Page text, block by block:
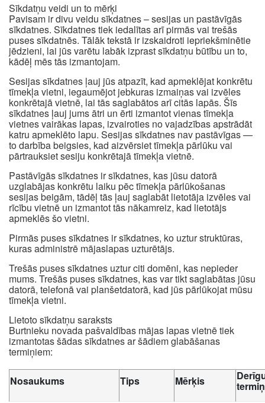
Sīkdatņu veidi un to mērķi
Pavisam ir divu veidu sīkdatnes – sesijas un pastāvīgās
sīkdatnes. Sīkdatnes tiek iedalītas arī pirmās vai trešās
puses sīkdatnēs. Tālāk tekstā ir izskaidroti iepriekšminētie
jēdzieni, lai jūs varētu labāk izprast sīkdatņu būtību un to,
kādēļ mēs tās izmantojam.
Sesijas sīkdatnes ļauj jūs atpazīt, kad apmeklējat konkrētu
tīmekļa vietni, iegaumējot jebkuras izmaiņas vai izvēles
konkrētajā vietnē, lai tās saglabātos arī citās lapās. Šīs
sīkdatnes ļauj jums ātri un ērti izmantot vienas tīmekļa
vietnes vairākas lapas, izvairoties no vajadzības apstrādāt
katru apmeklēto lapu. Sesijas sīkdatnes nav pastāvīgas —
to darbība beigsies, kad aizvērsiet tīmekļa pārlūku vai
pārtrauksiet sesiju konkrētajā tīmekļa vietnē.
Pastāvīgās sīkdatnes ir sīkdatnes, kas jūsu datorā
uzglabājas konkrētu laiku pēc tīmekļa pārlūkošanas
sesijas beigām, tādēļ tās ļauj saglabāt lietotāja izvēles vai
rīcību vietnē un izmantot tās nākamreiz, kad lietotājs
apmeklēs šo vietni.
Pirmās puses sīkdatnes ir sīkdatnes, ko uztur struktūras,
kuras administrē mājaslapas uzturētājs.
Trešās puses sīkdatnes uztur citi domēni, kas nepieder
mums. Trešās puses sīkdatnes, kas var tikt saglabātas jūsu
datorā, telefonā vai planšetdatorā, kad jūs pārlūkojat mūsu
tīmekļa vietni.
Lietoto sīkdatņu saraksts
Burtnieku novada pašvaldības mājas lapas vietnē tiek
izmantotas šādas sīkdatnes ar šādiem glabāšanas
termiņiem:
Nosaukums Tips Mērķis